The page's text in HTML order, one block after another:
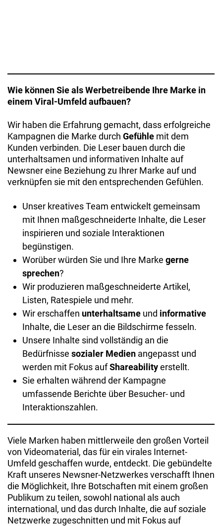
Wie können Sie als Werbetreibende Ihre Marke in
einem Viral-Umfeld aufbauen?
Wir haben die Erfahrung gemacht, dass erfolgreiche
Kampagnen die Marke durch Gefühle mit dem
Kunden verbinden. Die Leser bauen durch die
unterhaltsamen und informativen Inhalte auf
Newsner eine Beziehung zu Ihrer Marke auf und
verknüpfen sie mit den entsprechenden Gefühlen.
Unser kreatives Team entwickelt gemeinsam
mit Ihnen maßgeschneiderte Inhalte, die Leser
inspirieren und soziale Interaktionen
begünstigen.
Worüber würden Sie und Ihre Marke gerne
sprechen?
Wir produzieren maßgeschneiderte Artikel,
Listen, Ratespiele und mehr.
Wir erschaffen unterhaltsame und informative
Inhalte, die Leser an die Bildschirme fesseln.
Unsere Inhalte sind vollständig an die
Bedürfnisse sozialer Medien angepasst und
werden mit Fokus aufShareabilityerstellt.
Sie erhalten während der Kampagne
umfassende Berichte über Besucher- und
Interaktionszahlen.
Viele Marken haben mittlerweile den großen Vorteil
von Videomaterial, das für ein virales Internet-
Umfeld geschaffen wurde, entdeckt. Die gebündelte
Kraft unseres Newsner-Netzwerkes verschafft Ihnen
die Möglichkeit, Ihre Botschaften mit einem großen
Publikum zu teilen, sowohl national als auch
international, und das durch Inhalte, die auf soziale
Netzwerke zugeschnitten und mit Fokus auf